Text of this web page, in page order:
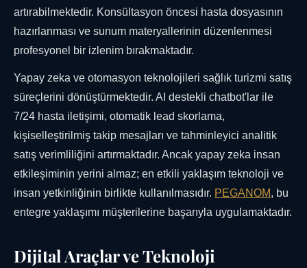
artırabilmektedir. Konsültasyon öncesi hasta dosyasının
hazırlanması ve sunum materyallerinin düzenlenmesi
profesyonel bir izlenim bırakmaktadır.
Yapay zeka ve otomasyon teknolojileri sağlık turizmi satış
süreçlerini dönüştürmektedir. AI destekli chatbot'lar ile
7/24 hasta iletişimi, otomatik lead skorlama,
kişiselleştirilmiş takip mesajları ve tahminleyici analitik
satış verimliliğini artırmaktadır. Ancak yapay zeka insan
etkileşiminin yerini almaz; en etkili yaklaşım teknoloji ve
insan yetkinliğinin birlikte kullanılmasıdır. PEGANOM, bu
entegre yaklaşımı müşterilerine başarıyla uygulamaktadır.
Dijital Araçlar ve Teknoloji